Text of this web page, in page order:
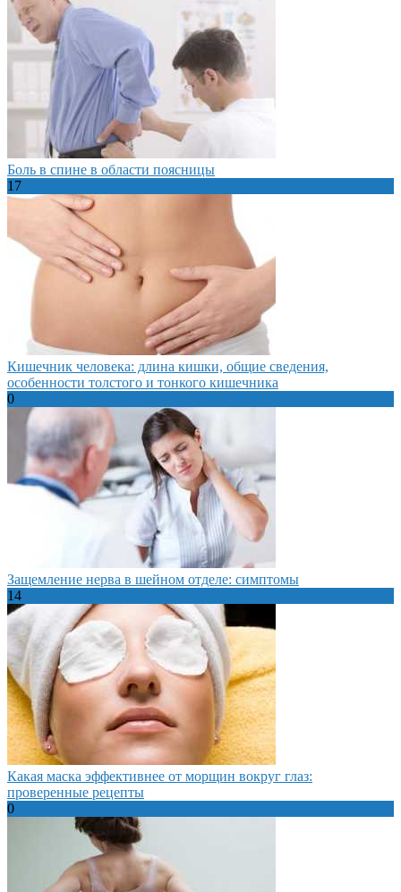
Боль в спине в области поясницы
17
Кишечник человека: длина кишки, общие сведения,
особенности толстого и тонкого кишечника
0
Защемление нерва в шейном отделе: симптомы
14
Какая маска эффективнее от морщин вокруг глаз:
проверенные рецепты
0